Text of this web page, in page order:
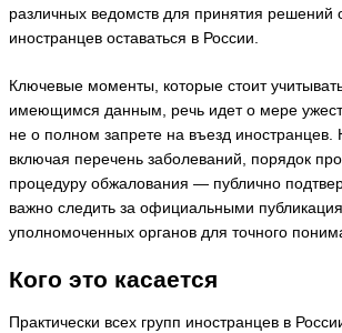
различных ведомств для принятия решений
иностранцев оставаться в России.
Ключевые моменты, которые стоит
имеющимся данным, речь идет о мере
не о полном запрете на въезд
включая перечень заболеваний, порядок
процедуру обжалования — публично
важно следить за официальными
уполномоченных органов для точного
Кого это касается
Практически всех групп иностранцев в